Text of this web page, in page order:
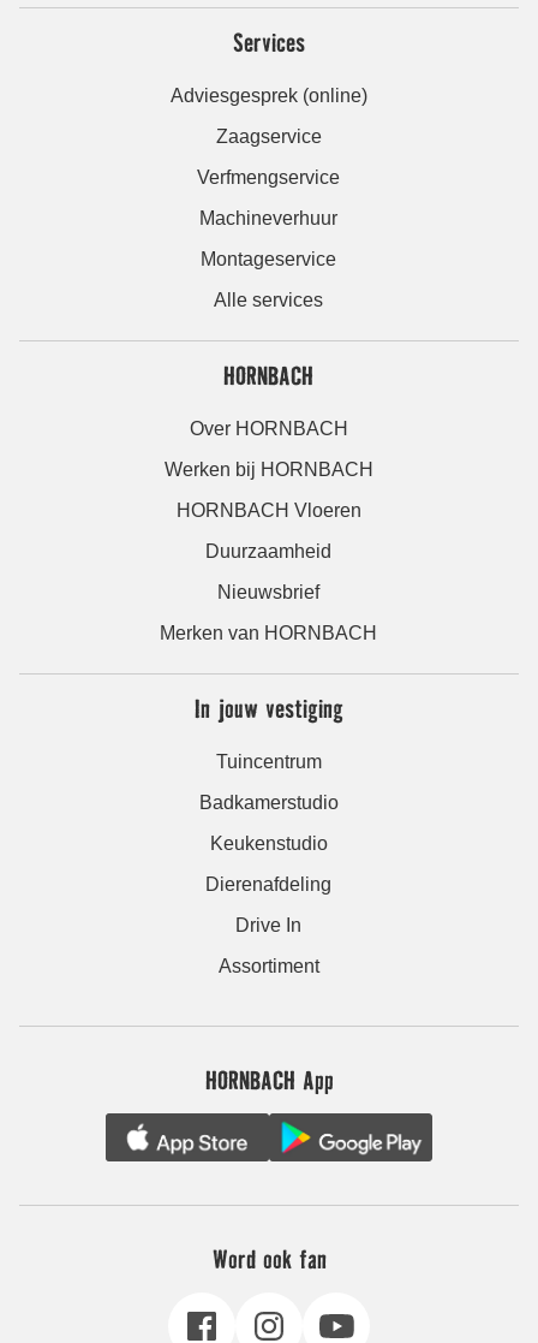
Services
Adviesgesprek (online)
Zaagservice
Verfmengservice
Machineverhuur
Montageservice
Alle services
HORNBACH
Over HORNBACH
Werken bij HORNBACH
HORNBACH Vloeren
Duurzaamheid
Nieuwsbrief
Merken van HORNBACH
In jouw vestiging
Tuincentrum
Badkamerstudio
Keukenstudio
Dierenafdeling
Drive In
Assortiment
HORNBACH App
Word ook fan